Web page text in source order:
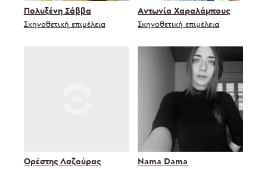
Πολυξένη Σάββα
Σκηνοθετική επιμέλεια
Αντωνία Χαραλάμπους
Σκηνοθετική επιμέλεια
Ορέστης Λαζούρας Nama Dama